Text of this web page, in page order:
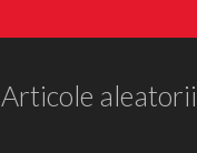
Articole aleatorii